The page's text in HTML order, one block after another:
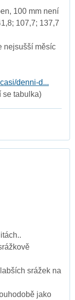
100 mm není
107,7; 137,7
nejsušší měsíc
denni-d...
se tabulka)
srážek na
jako